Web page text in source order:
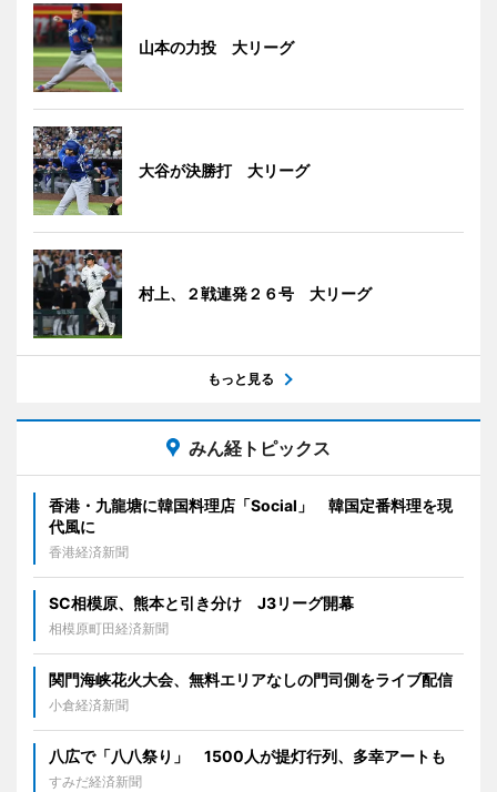
山本の力投 大リーグ
大谷が決勝打 大リーグ
村上、２戦連発２６号 大リーグ
もっと見る
みん経トピックス
香港・九龍塘に韓国料理店「Social」 韓国定番料理を現
代風に
香港経済新聞
SC相模原、熊本と引き分け J3リーグ開幕
相模原町田経済新聞
関門海峡花火大会、無料エリアなしの門司側をライブ配信
小倉経済新聞
八広で「八八祭り」 1500人が提灯行列、多幸アートも
すみだ経済新聞